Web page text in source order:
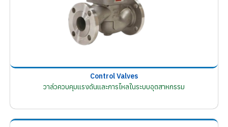
Control Valves
วาล์วควบคุมแรงดันและการไหลในระบบอุตสาหกรรม